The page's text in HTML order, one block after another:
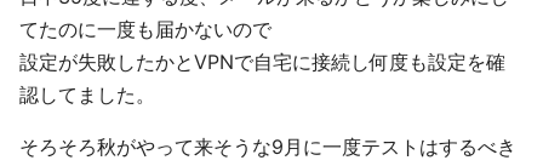
てたのに一度も届かないので
設定が失敗したかとVPNで自宅に接続し何度も設定を確
認してました。
そろそろ秋がやって来そうな9月に一度テストはするべき